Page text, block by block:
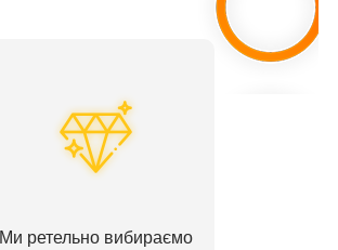
Ми ретельно вибираємо